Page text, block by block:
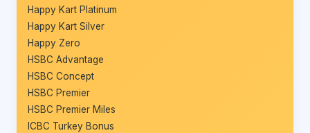
Happy Kart Platinum
Happy Kart Silver
Happy Zero
HSBC Advantage
HSBC Concept
HSBC Premier
HSBC Premier Miles
ICBC Turkey Bonus